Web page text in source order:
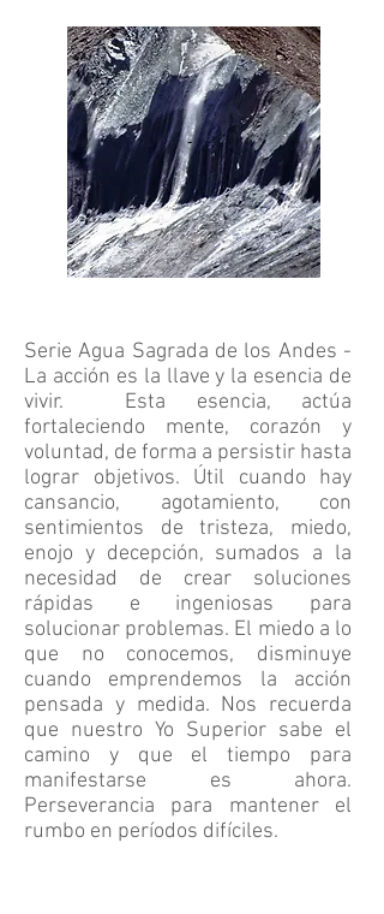
Serie Agua Sagrada de los Andes -
La acción es la llave y la esencia de
vivir. Esta esencia, actúa
fortaleciendo mente, corazón y
voluntad, de forma a persistir hasta
lograr objetivos. Útil cuando hay
cansancio, agotamiento, con
sentimientos de tristeza, miedo,
enojo y decepción, sumados a la
necesidad de crear soluciones
rápidas e ingeniosas para
solucionar problemas. El miedo a lo
que no conocemos, disminuye
cuando emprendemos la acción
pensada y medida. Nos recuerda
que nuestro Yo Superior sabe el
camino y que el tiempo para
manifestarse es ahora.
Perseverancia para mantener el
rumbo en períodos difíciles.